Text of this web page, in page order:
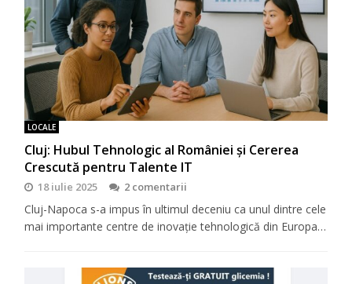
LOCALE
Cluj: Hubul Tehnologic al României și Cererea
Crescută pentru Talente IT
18 iulie 2025 2 comentarii
Cluj-Napoca s-a impus în ultimul deceniu ca unul dintre cele
mai importante centre de inovație tehnologică din Europa…